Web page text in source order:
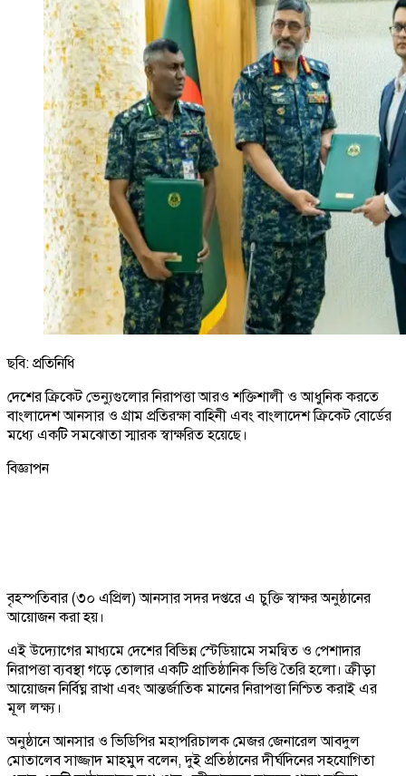
ছবি: প্রতিনিধি
দেশের ক্রিকেট ভেন্যুগুলোর নিরাপত্তা আরও শক্তিশালী ও আধুনিক করতে
বাংলাদেশ আনসার ও গ্রাম প্রতিরক্ষা বাহিনী এবং বাংলাদেশ ক্রিকেট বোর্ডের
মধ্যে একটি সমঝোতা স্মারক স্বাক্ষরিত হয়েছে।
বিজ্ঞাপন
বৃহস্পতিবার (৩০ এপ্রিল) আনসার সদর দপ্তরে এ চুক্তি স্বাক্ষর অনুষ্ঠানের
আয়োজন করা হয়।
এই উদ্যোগের মাধ্যমে দেশের বিভিন্ন স্টেডিয়ামে সমন্বিত ও পেশাদার
নিরাপত্তা ব্যবস্থা গড়ে তোলার একটি প্রাতিষ্ঠানিক ভিত্তি তৈরি হলো। ক্রীড়া
আয়োজন নির্বিঘ্ন রাখা এবং আন্তর্জাতিক মানের নিরাপত্তা নিশ্চিত করাই এর
মূল লক্ষ্য।
অনুষ্ঠানে আনসার ও ভিডিপির মহাপরিচালক মেজর জেনারেল আবদুল
মোতালেব সাজ্জাদ মাহমুদ বলেন, দুই প্রতিষ্ঠানের দীর্ঘদিনের সহযোগিতা